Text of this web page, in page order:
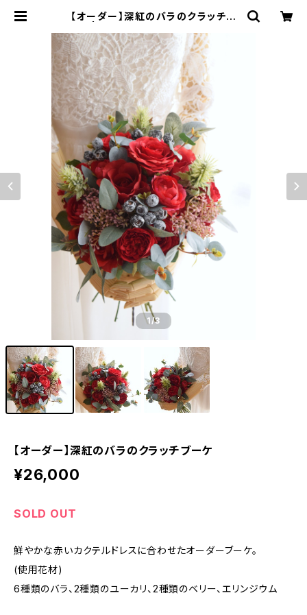
【オーダー】深紅のバラのクラッチブ
anne natu（あんなちゅ）
1/3
【オーダー】深紅のバラのクラッチブーケ
¥26,000
SOLD OUT
鮮やかな赤いカクテルドレスに合わせたオーダーブーケ。
(使用花材)
6種類のバラ、2種類のユーカリ、2種類のベリー、エリンジウム